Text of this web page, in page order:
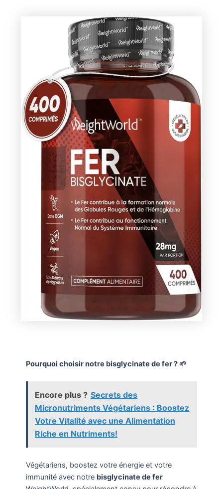
Pourquoi choisir notre bisglycinate de fer ? 🌱
Encore plus ? Secrets des
Micronutriments Végétariens : Boostez
Votre Vitalité avec une Alimentation
Riche en Nutriments!
Végétariens, boostez votre énergie et votre
immunité avec notre bisglycinate de fer